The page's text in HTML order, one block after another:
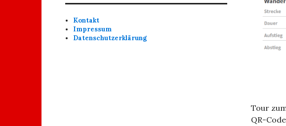
Tour
QR-
Kontakt
Impressum
Datenschutzerklärung